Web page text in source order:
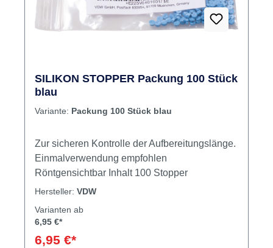
SILIKON STOPPER Packung 100 Stück
blau
Variante: Packung 100 Stück blau
Zur sicheren Kontrolle der Aufbereitungslänge.
Einmalverwendung empfohlen
Röntgensichtbar Inhalt 100 Stopper
Hersteller: VDW
Varianten ab
6,95 €*
6,95 €*